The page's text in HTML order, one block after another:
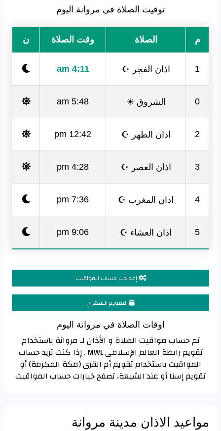
توقيت الصلاة في مروانة اليوم
م الصلاة وقت الصلاة ن
1 اذان الفجر ☪ 4:11 am
0 الشروق ☀ 5:48 am
2 اذان الظهر ☪ 12:42 pm
3 اذان العصر ☪ 4:28 pm
4 اذان المغرب ☪ 7:36 pm
5 اذان العشاء ☪ 9:06 pm
إعدادت حساب المواقيت
التقويم الشهري
اوقات الصلاة في مروانة اليوم
تم حساب مواقيت الصلاة و الأذان لـ مروانة باستخدام
تقويم رابطة العالم الإسلامي MWL . إذا كنت تريد حساب
المواقيت باستخدام تقويم أم القرى (مكة المكرمة) أو
تقويم إسنا أو عند الشيعة، تصفح خيارات حساب المواقيت
مواعيد الاذان مدينة مروانة